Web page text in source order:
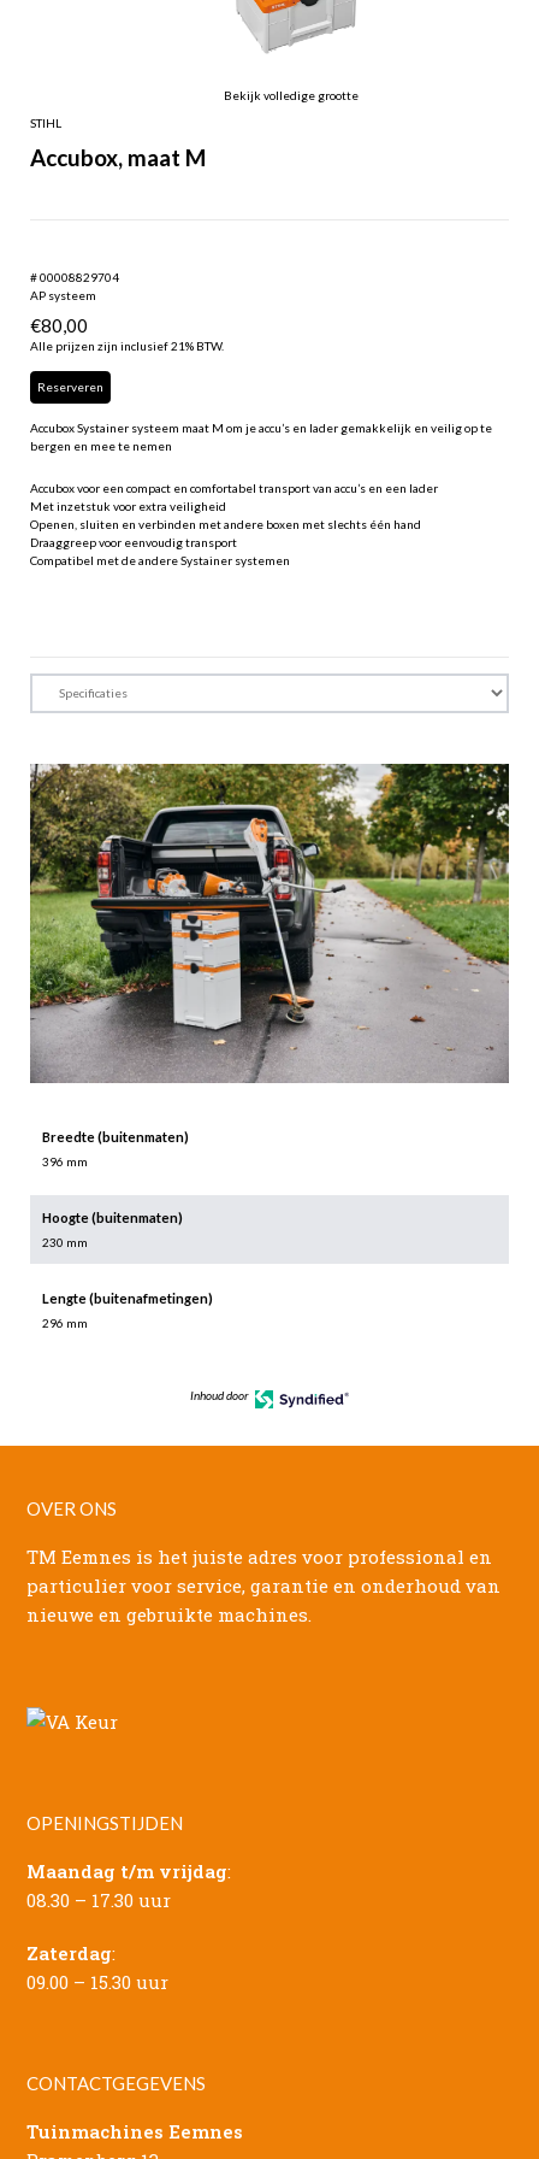
Bekijk volledige grootte
STIHL
Accubox, maat M
# 00008829704
AP systeem
€80,00
Alle prijzen zijn inclusief 21% BTW.
Reserveren
Accubox Systainer systeem maat M om je accu’s en lader gemakkelijk en veilig op te
bergen en mee te nemen
Accubox voor een compact en comfortabel transport van accu’s en een lader
Met inzetstuk voor extra veiligheid
Openen, sluiten en verbinden met andere boxen met slechts één hand
Draaggreep voor eenvoudig transport
Compatibel met de andere Systainer systemen
Breedte (buitenmaten)
396 mm
Hoogte (buitenmaten)
230 mm
Lengte (buitenafmetingen)
296 mm
Inhoud door
OVER ONS
TM Eemnes is het juiste adres voor professional en
particulier voor service, garantie en onderhoud van
nieuwe en gebruikte machines.
OPENINGSTIJDEN
Maandag t/m vrijdag:
08.30 – 17.30 uur
Zaterdag:
09.00 – 15.30 uur
CONTACTGEGEVENS
Tuinmachines Eemnes